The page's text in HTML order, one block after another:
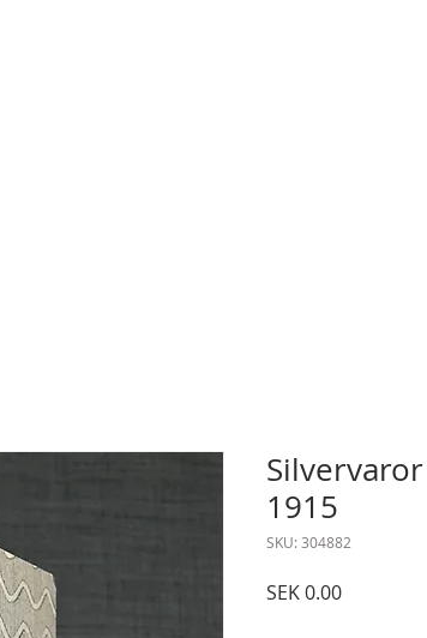
1915
SKU: 304882
SEK 0.00Price